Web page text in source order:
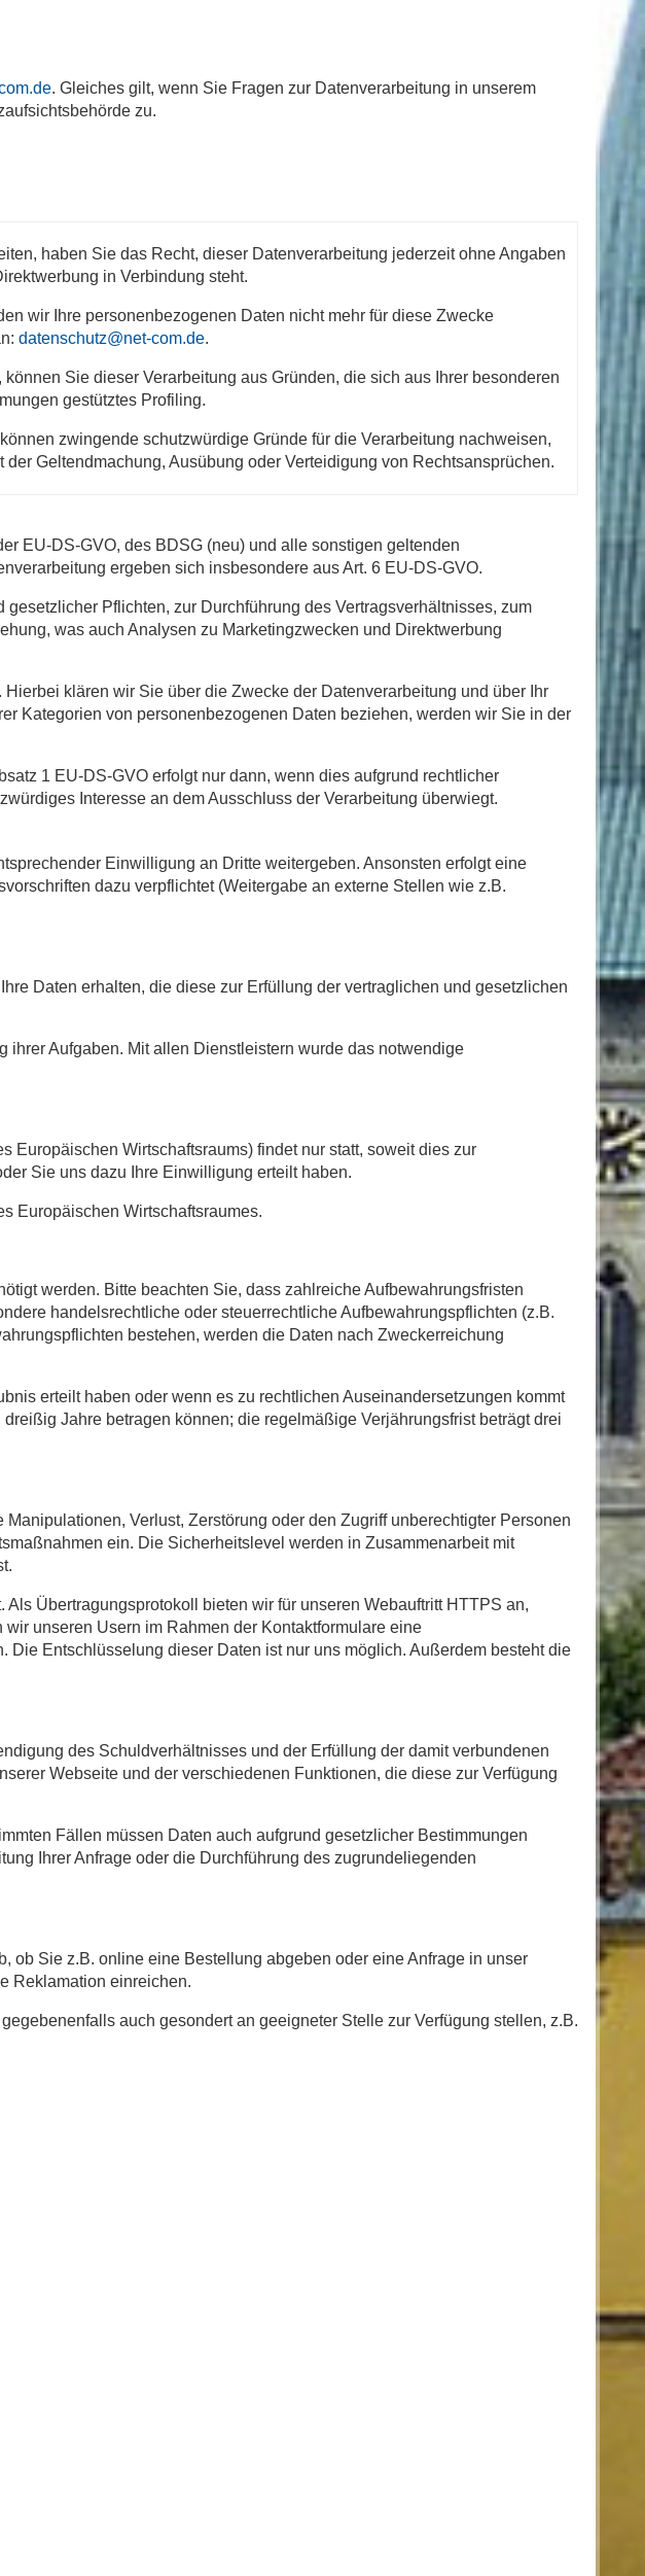
. Gleiches gilt, wenn Sie Fragen zur Datenverarbeitung in unserem
zu.
haben Sie das Recht, dieser Datenverarbeitung jederzeit ohne Angaben
in Verbindung steht.
wir Ihre personenbezogenen Daten nicht mehr für diese Zwecke
datenschutz@net-com.de.
Sie dieser Verarbeitung aus Gründen, die sich aus Ihrer besonderen
gestütztes Profiling.
zwingende schutzwürdige Gründe für die Verarbeitung nachweisen,
Geltendmachung, Ausübung oder Verteidigung von Rechtsansprüchen.
EU‑DS-GVO, des BDSG (neu) und alle sonstigen geltenden
ergeben sich insbesondere aus Art. 6 EU-DS-GVO.
Pflichten, zur Durchführung des Vertragsverhältnisses, zum
was auch Analysen zu Marketingzwecken und Direktwerbung
klären wir Sie über die Zwecke der Datenverarbeitung und über Ihr
Kategorien von personenbezogenen Daten beziehen, werden wir Sie in der
1 EU-DS-GVO erfolgt nur dann, wenn dies aufgrund rechtlicher
Interesse an dem Ausschluss der Verarbeitung überwiegt.
Einwilligung an Dritte weitergeben. Ansonsten erfolgt eine
dazu verpflichtet (Weitergabe an externe Stellen wie z.B.
Daten erhalten, die diese zur Erfüllung der vertraglichen und gesetzlichen
ihrer Aufgaben. Mit allen Dienstleistern wurde das notwendige
Europäischen Wirtschaftsraums) findet nur statt, soweit dies zur
Sie uns dazu Ihre Einwilligung erteilt haben.
Europäischen Wirtschaftsraumes.
werden. Bitte beachten Sie, dass zahlreiche Aufbewahrungsfristen
handelsrechtliche oder steuerrechtliche Aufbewahrungspflichten (z.B.
bestehen, werden die Daten nach Zweckerreichung
erteilt haben oder wenn es zu rechtlichen Auseinandersetzungen kommt
Jahre betragen können; die regelmäßige Verjährungsfrist beträgt drei
Verlust, Zerstörung oder den Zugriff unberechtigter Personen
ein. Die Sicherheitslevel werden in Zusammenarbeit mit
Übertragungsprotokoll bieten wir für unseren Webauftritt HTTPS an,
unseren Usern im Rahmen der Kontaktformulare eine
Entschlüsselung dieser Daten ist nur uns möglich. Außerdem besteht die
des Schuldverhältnisses und der Erfüllung der damit verbundenen
Webseite und der verschiedenen Funktionen, die diese zur Verfügung
Fällen müssen Daten auch aufgrund gesetzlicher Bestimmungen
Ihrer Anfrage oder die Durchführung des zugrundeliegenden
ob Sie z.B. online eine Bestellung abgeben oder eine Anfrage in unser
Reklamation einreichen.
auch gesondert an geeigneter Stelle zur Verfügung stellen, z.B.